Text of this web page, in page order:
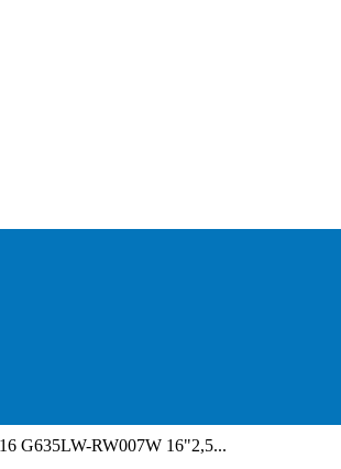
G635LW-RW007W 16"2,5...